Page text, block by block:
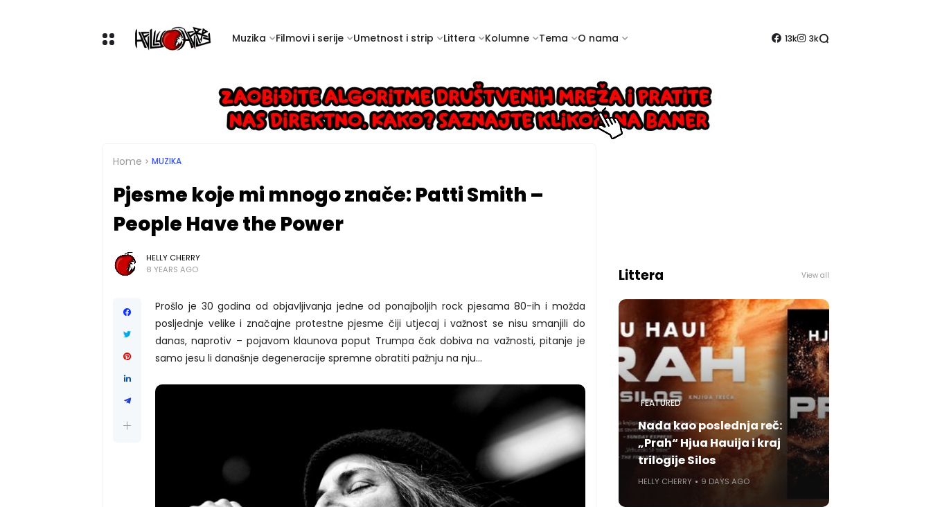
Muzika Filmovi i serije Umetnost i strip Littera Kolumne Tema O nama 13k 3k
Home MUZIKA
Pjesme koje mi mnogo znače: Patti Smith –
People Have the Power
HELLY CHERRY
8 YEARS AGO
Prošlo je 30 godina od objavljivanja jedne od ponajboljih rock pjesama 80-ih i možda
posljednje velike i značajne protestne pjesme čiji utjecaj i važnost se nisu smanjili do
danas, naprotiv – pojavom klaunova poput Trumpa čak dobiva na važnosti, pitanje je
samo jesu li današnje degeneracije spremne obratiti pažnju na nju…
Littera View all
FEATURED
Nada kao poslednja reč:
„Prah“ Hjua Hauija i kraj
trilogije Silos
HELLY CHERRY 9 DAYS AGO